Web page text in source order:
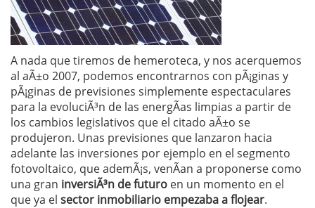
A nada que tiremos de hemeroteca, y nos acerquemos
al aÃ±o 2007, podemos encontrarnos con pÃ¡ginas y
pÃ¡ginas de previsiones simplemente espectaculares
para la evoluciÃ³n de las energÃ­as limpias a partir de
los cambios legislativos que el citado aÃ±o se
produjeron. Unas previsiones que lanzaron hacia
adelante las inversiones por ejemplo en el segmento
fotovoltaico, que ademÃ¡s, venÃ­an a proponerse como
una gran inversiÃ³n de futuro en un momento en el
que ya el sector inmobiliario empezaba a flojear.